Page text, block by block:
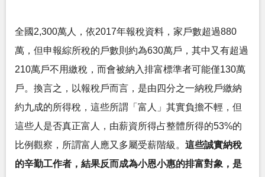
全國2,300萬人，依2017年報稅資料，家戶數超過880
萬，但申報綜所稅的戶數則約為630萬戶，其中又有超過
210萬戶不用繳稅，而會被納入排富標準者可能僅130萬
戶。換言之，以報稅戶而言，是由四分之一納稅戶繳納
約九成的所得稅，這些所謂「富人」其實負擔不輕，但
這些人是否真正富人，由薪資所得占整體所得的53%的
比例觀察，所謂富人應又多屬受薪階級。 這些誠實納稅
的辛勤工作者，結果反而成為小恩小惠的排富對象，是